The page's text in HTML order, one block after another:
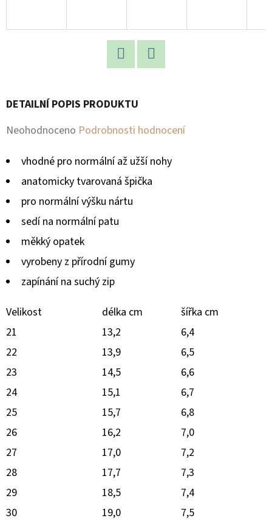
DETAILNÍ POPIS PRODUKTU
Průměrné
produktu
hvězdiček.
Neohodnoceno Podrobnosti hodnocení
vhodné pro normální až užší nohy
anatomicky tvarovaná špička
pro normální výšku nártu
sedí na normální patu
měkký opatek
vyrobeny z přírodní gumy
zapínání na suchý zip
Velikost
délka cm
šířka cm
21
13,2
6,4
22
13,9
6,5
23
14,5
6,6
24
15,1
6,7
25
15,7
6,8
26
16,2
7,0
27
17,0
7,2
28
17,7
7,3
29
18,5
7,4
30
19,0
7,5
R
U
U
E
M
E